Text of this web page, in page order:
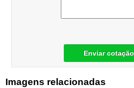
Enviar cotação
Imagens relacionadas